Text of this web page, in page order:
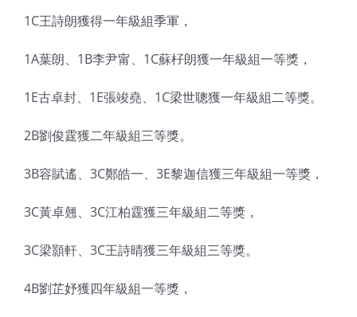
1C王詩朗獲得一年級組季軍，
1A葉朗、1B李尹甯、1C蘇杍朗獲一年級組一等獎，
1E古卓封、1E張竣堯、1C梁世聰獲一年級組二等獎。
2B劉俊霆獲二年級組三等獎。
3B容賦遙、3C鄭皓一、3E黎迦信獲三年級組一等獎，
3C黃卓翹、3C江柏霆獲三年級組二等獎，
3C梁顥軒、3C王詩晴獲三年級組三等獎。
4B劉芷妤獲四年級組一等獎，